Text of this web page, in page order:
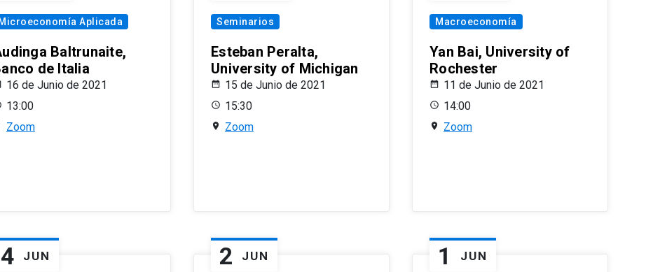
Microeconomía Aplicada
Baltrunaite,
de Italia
16 de Junio de 2021
13:00
Zoom
Seminarios
Esteban Peralta,
University of Michigan
15 de Junio de 2021
15:30
Zoom
Macroeconomía
Yan Bai, University of
Rochester
11 de Junio de 2021
14:00
Zoom
4 JUN 2 JUN 1 JUN